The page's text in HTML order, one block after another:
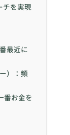
チを実現
最近に
）：頻
番お金を